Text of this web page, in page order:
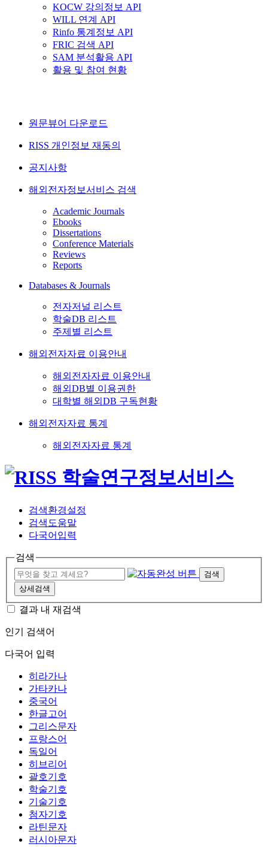
KOCW 강의정보 API
WILL 연계 API
Rinfo 통계정보 API
FRIC 검색 API
SAM 분석활용 API
활용 및 참여 현황
원문뷰어 다운로드
RISS 개인정보 재동의
공지사항
해외전자정보서비스 검색
Academic Journals
Ebooks
Dissertations
Conference Materials
Reviews
Reports
Databases & Journals
전자저널 리스트
학술DB 리스트
주제별 리스트
해외전자자료 이용안내
해외전자자료 이용안내
해외DB별 이용권한
대학별 해외DB 구독현황
해외전자자료 통계
해외전자자료 통계
검색환경설정
검색도움말
다국어입력
검색
검색
상세검색
결과 내 재검색
인기 검색어
다국어 입력
히라가나
가타카나
중국어
한글고어
그리스문자
프랑스어
독일어
히브리어
괄호기호
학술기호
기술기호
첨자기호
라틴문자
러시아문자